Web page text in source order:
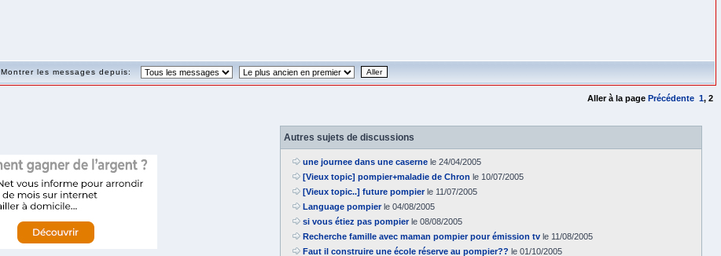
Montrer les messages depuis:
Aller à la page Précédente 1, 2
Autres sujets de discussions
une journee dans une caserne le 24/04/2005
[Vieux topic] pompier+maladie de Chron le 10/07/2005
[Vieux topic..] future pompierle 11/07/2005
Language pompierle 04/08/2005
si vous étiez pas pompierle 08/08/2005
Recherche famille avec maman pompier pour émission tv le 11/08/2005
Faut il construire une école réserve au pompier?? le 01/10/2005